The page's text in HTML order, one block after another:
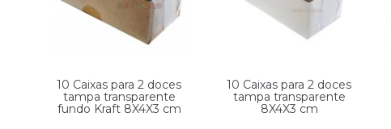
10 Caixas para 2 doces
tampa transparente
fundo Kraft 8X4X3 cm
10 Caixas para 2 doces
tampa transparente
8X4X3 cm